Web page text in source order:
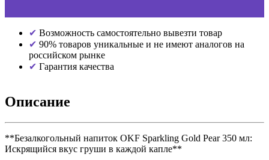
Возможность самостоятельно вывезти товар
90% товаров уникальные и не имеют аналогов на
российском рынке
Гарантия качества
Описание
**Безалкогольный напиток OKF Sparkling Gold Pear 350 мл:
Искрящийся вкус груши в каждой капле**